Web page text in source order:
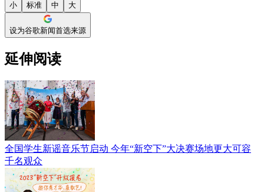
小 标准 中 大
设为谷歌新闻首选来源
延伸阅读
全国学生新谣音乐节启动 今年“新空下”大决赛场地更大可容
千名观众